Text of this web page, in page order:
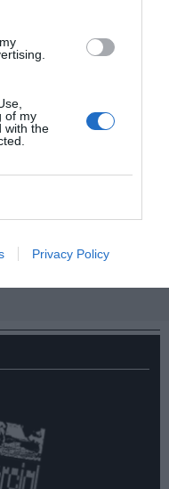
of my
with the
Privacy Policy
a contenidos